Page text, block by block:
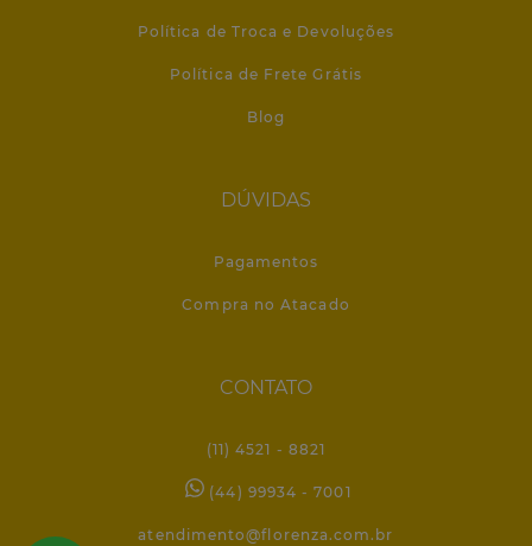
Política de Troca e Devoluções
Política de Frete Grátis
Blog
DÚVIDAS
Pagamentos
Compra no Atacado
CONTATO
(11) 4521 - 8821
(44) 99934 - 7001
atendimento@florenza.com.br